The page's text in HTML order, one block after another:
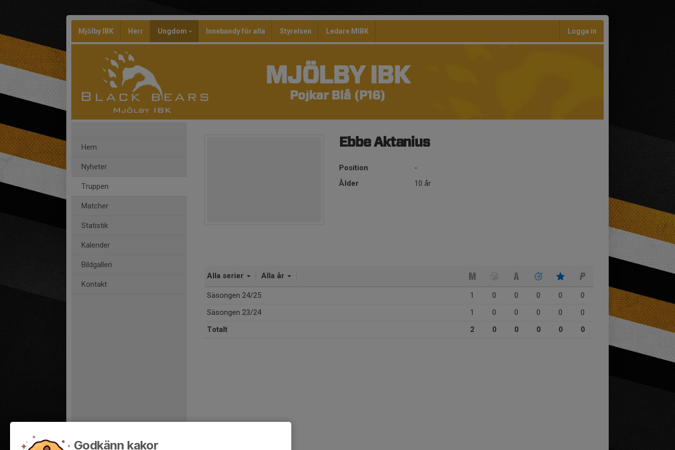
Mjölby IBK Herr Ungdom Innebandy för alla Styrelsen Ledare MIBK Logga in
MJÖLBY IBK
Pojkar Blå (P16)
Hem
Nyheter
Truppen
Matcher
Statistik
Kalender
Bildgalleri
Kontakt
Ebbe Aktanius
Position
-
Ålder
10 år
Alla serier Alla år
Säsongen 24/25 1 0 0 0 0
0
Säsongen 23/24
1 0 0 0 0
0
Totalt
2 0 0 0 0 0
Godkänn kakor